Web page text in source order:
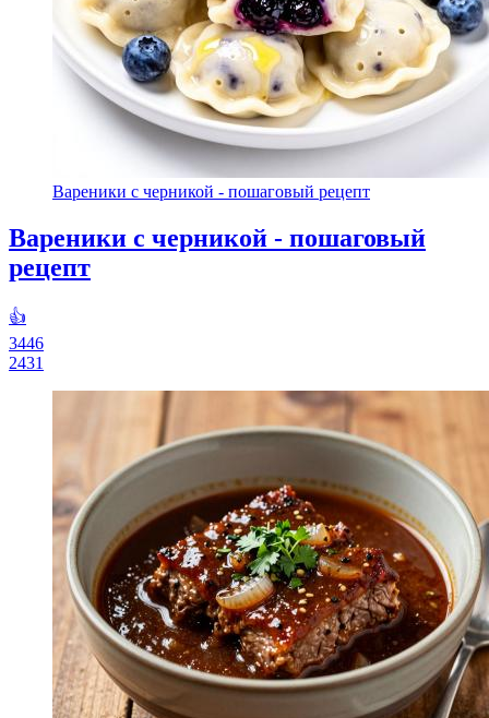
Вареники с черникой - пошаговый рецепт
Вареники с черникой - пошаговый
рецепт
👍
3446
2431